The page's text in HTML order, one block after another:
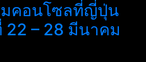
มคอนโซลที่ญี่ปุ่น
22 – 28 มีนาคม